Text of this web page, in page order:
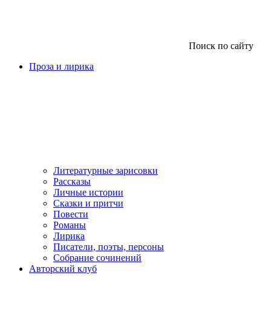
Поиск по сайту
Проза и лирика
Литературные зарисовки
Рассказы
Личные истории
Сказки и притчи
Повести
Романы
Лирика
Писатели, поэты, персоны
Собрание сочинений
Авторский клуб